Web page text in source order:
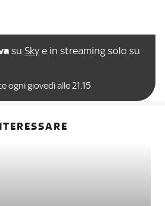
su Sky e in streaming solo su
ogni giovedì alle 21.15